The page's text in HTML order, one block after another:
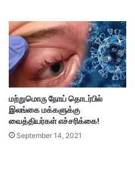
மற்றுமொரு நோய் தொடர்பில்
இலங்கை மக்களுக்கு
வைத்தியர்கள் எச்சரிக்கை!
September 14, 2021